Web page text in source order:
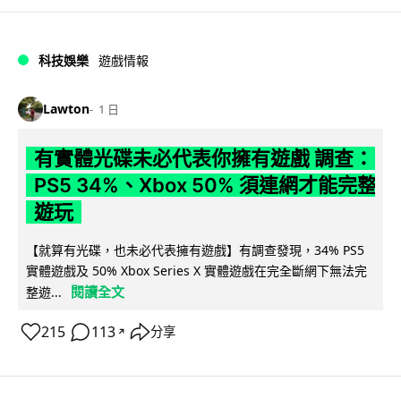
科技娛樂 遊戲情報
Lawton 1 日
有實體光碟未必代表你擁有遊戲 調查：
PS5 34%、Xbox 50% 須連網才能完整
遊玩
【就算有光碟，也未必代表擁有遊戲】有調查發現，34% PS5
實體遊戲及 50% Xbox Series X 實體遊戲在完全斷網下無法完
整遊...
閱讀全文
215 113 ↗ 分享